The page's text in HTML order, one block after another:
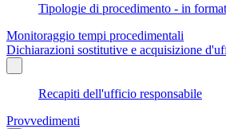
Tipologie di procedimento - in
Monitoraggio tempi procedimentali
Dichiarazioni sostitutive e acquisizione
Recapiti dell'ufficio responsabile
Provvedimenti